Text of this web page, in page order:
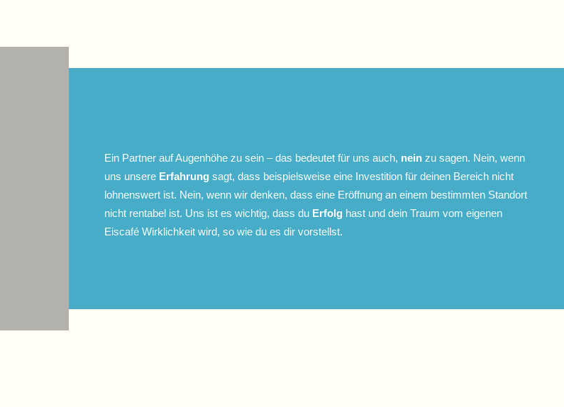
Ein Partner auf Augenhöhe zu sein – das bedeutet für uns auch, nein zu sagen. Nein, wenn
uns unsere Erfahrung sagt, dass beispielsweise eine Investition für deinen Bereich nicht
lohnenswert ist. Nein, wenn wir denken, dass eine Eröffnung an einem bestimmten Standort
nicht rentabel ist. Uns ist es wichtig, dass du Erfolg hast und dein Traum vom eigenen
Eiscafé Wirklichkeit wird, so wie du es dir vorstellst.